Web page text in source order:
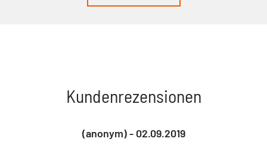
Kundenrezensionen
(anonym) - 02.09.2019